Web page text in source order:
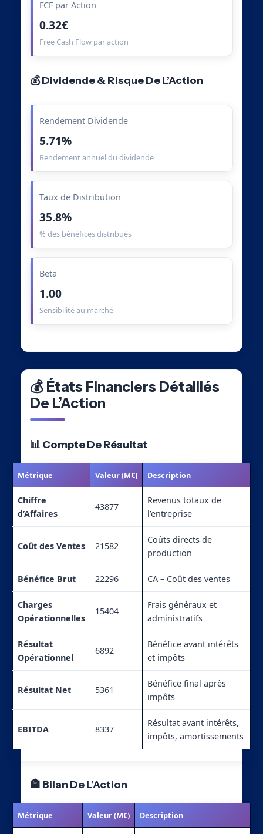
FCF par Action
0.32€
Free Cash Flow par action
💰 Dividende & Risque De L’Action
Rendement Dividende
5.71%
Rendement annuel du dividende
Taux de Distribution
35.8%
% des bénéfices distribués
Beta
1.00
Sensibilité au marché
💰 États Financiers Détaillés
De L’Action
📊 Compte De Résultat
Métrique Valeur (M€) Description
Chiffre
d’Affaires
43877
Revenus totaux de
l’entreprise
Coût des Ventes 21582
Coûts directs de
production
Bénéfice Brut 22296 CA – Coût des ventes
Charges
Opérationnelles
15404
Frais généraux et
administratifs
Résultat
Opérationnel
6892
Bénéfice avant intérêts
et impôts
Résultat Net 5361
Bénéfice final après
impôts
EBITDA 8337
Résultat avant intérêts,
impôts, amortissements
🏦 Bilan De L’Action
Métrique Valeur (M€) Description